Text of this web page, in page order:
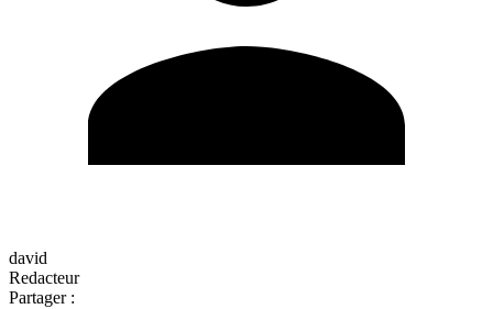
david
Redacteur
Partager :